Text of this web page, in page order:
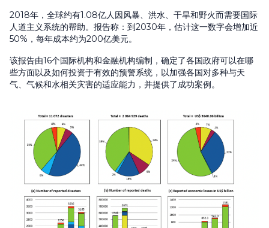
2018年，全球约有1.08亿人因风暴、洪水、干旱和野火而需要国际
人道主义系统的帮助。报告称：到2030年，估计这一数字会增加近
50%，每年成本约为200亿美元。
该报告由16个国际机构和金融机构编制，确定了各国政府可以在哪
些方面以及如何投资于有效的预警系统，以加强各国对多种与天
气、气候和水相关灾害的适应能力，并提供了成功案例。